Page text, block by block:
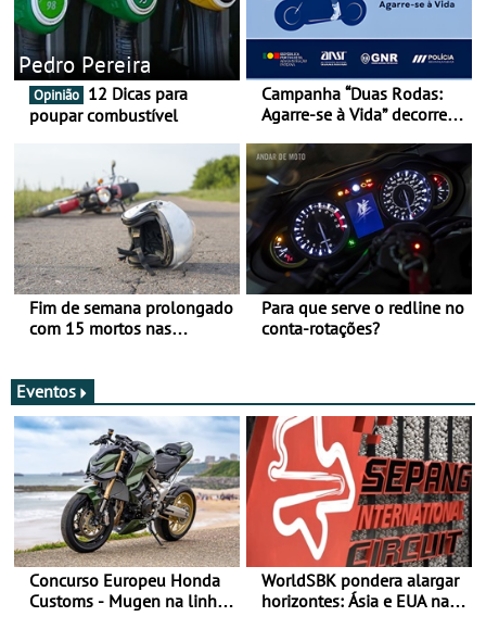
Pedro Pereira
Opinião
poupar combustível
Campanha “Duas Rodas:
Agarre-se à Vida” decorre
Fim de semana prolongado
com 15 mortos nas
Para que serve o redline no
conta-rotações?
Eventos
Concurso Europeu Honda
Customs - Mugen na linha
WorldSBK pondera alargar
horizontes: Ásia e EUA na